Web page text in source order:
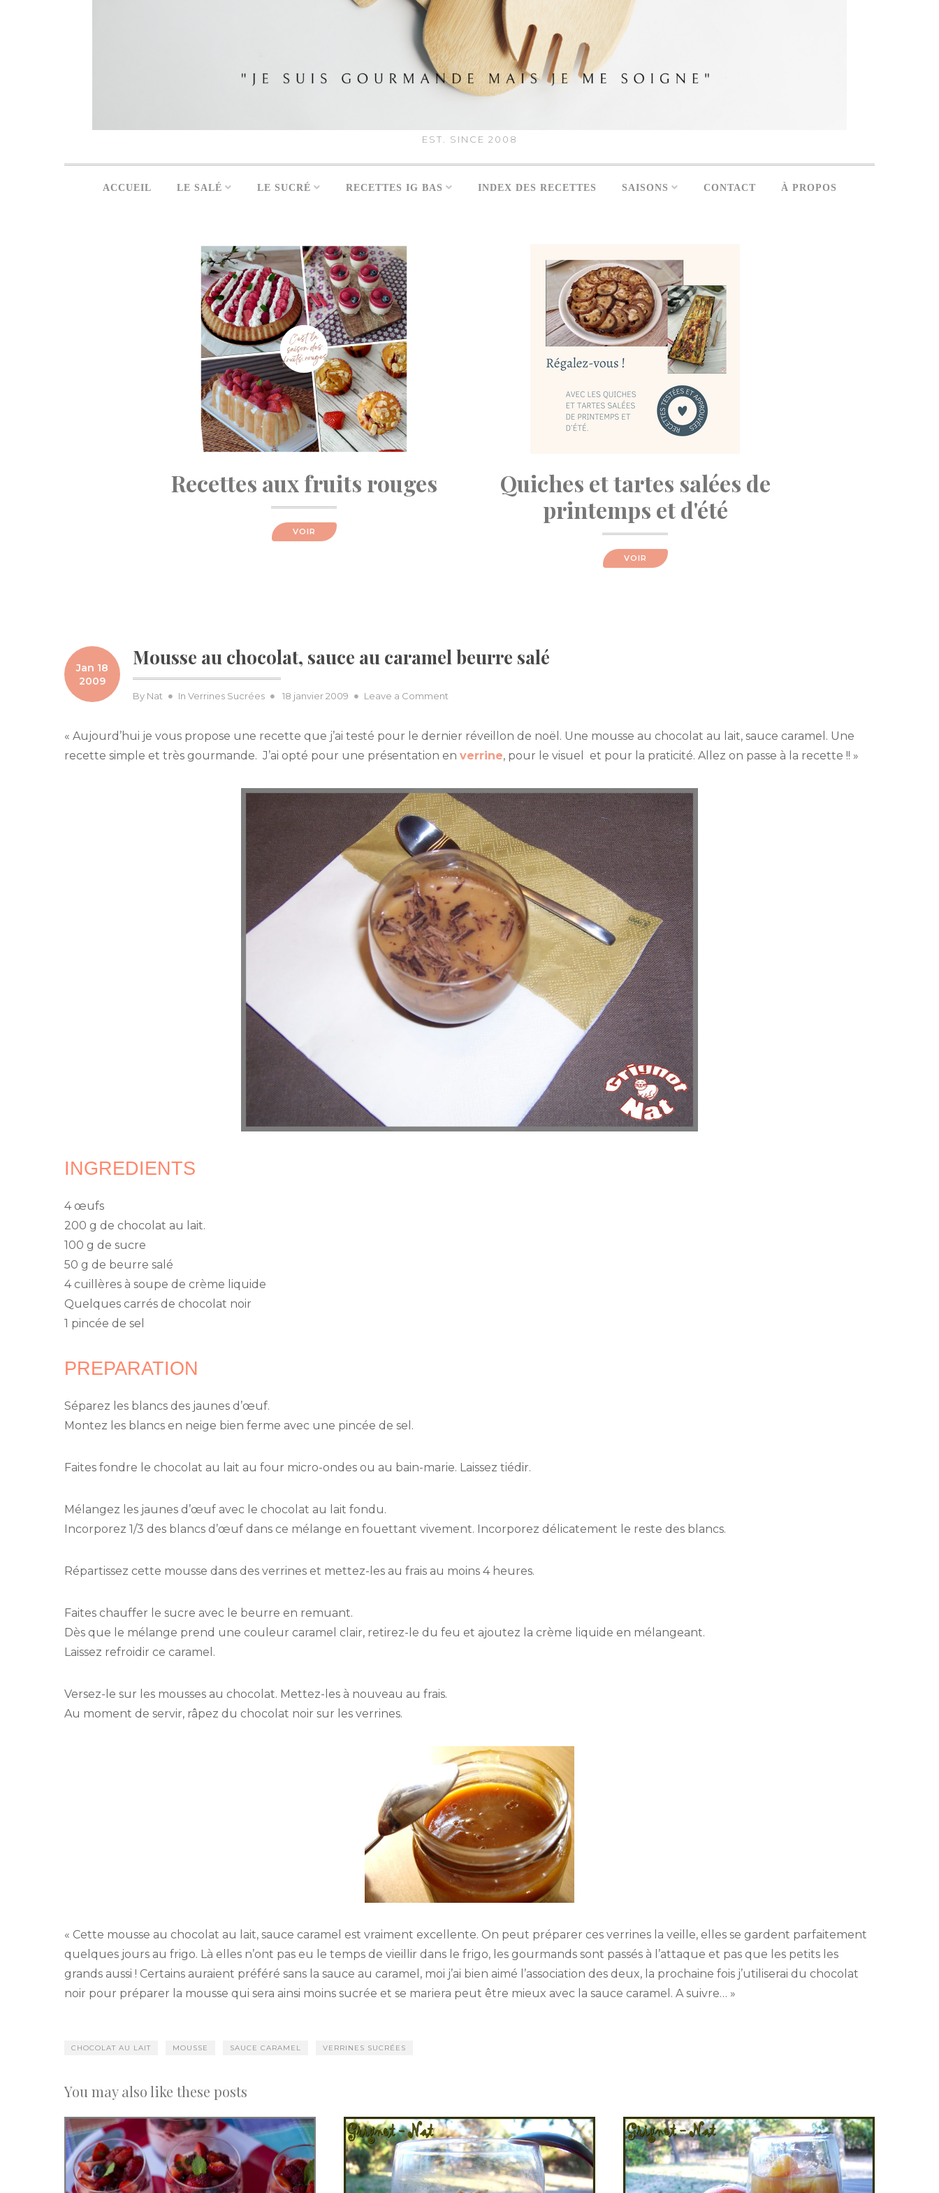
EST. SINCE 2008
ACCUEIL LE SALÉ LE SUCRÉ RECETTES IG BAS INDEX DES RECETTES SAISONS CONTACT À PROPOS
Recettes aux fruits rouges
VOIR
Quiches et tartes salées de
printemps et d'été
VOIR
Jan 18
2009
Mousse au chocolat, sauce au caramel beurre salé
By Nat In Verrines Sucrées
Posted
18 janvier 2009 Leave a Comment
chocolat,
sauce
caramel
beurre
salé
« Aujourd’hui je vous propose une recette que j’ai testé pour le dernier réveillon de noël. Une mousse au chocolat au lait, sauce caramel. Une
recette simple et très gourmande. J’ai opté pour une présentation en verrine, pour le visuel et pour la praticité. Allez on passe à la recette !! »
INGREDIENTS
4 œufs
200 g de chocolat au lait.
100 g de sucre
50 g de beurre salé
4 cuillères à soupe de crème liquide
Quelques carrés de chocolat noir
1 pincée de sel
PREPARATION
Séparez les blancs des jaunes d’œuf.
Montez les blancs en neige bien ferme avec une pincée de sel.
Faites fondre le chocolat au lait au four micro-ondes ou au bain-marie. Laissez tiédir.
Mélangez les jaunes d’œuf avec le chocolat au lait fondu.
Incorporez 1/3 des blancs d’œuf dans ce mélange en fouettant vivement. Incorporez délicatement le reste des blancs.
Répartissez cette mousse dans des verrines et mettez-les au frais au moins 4 heures.
Faites chauffer le sucre avec le beurre en remuant.
Dès que le mélange prend une couleur caramel clair, retirez-le du feu et ajoutez la crème liquide en mélangeant.
Laissez refroidir ce caramel.
Versez-le sur les mousses au chocolat. Mettez-les à nouveau au frais.
Au moment de servir, râpez du chocolat noir sur les verrines.
« Cette mousse au chocolat au lait, sauce caramel est vraiment excellente. On peut préparer ces verrines la veille, elles se gardent parfaitement
quelques jours au frigo. Là elles n’ont pas eu le temps de vieillir dans le frigo, les gourmands sont passés à l’attaque et pas que les petits les
grands aussi ! Certains auraient préféré sans la sauce au caramel, moi j’ai bien aimé l’association des deux, la prochaine fois j’utiliserai du chocolat
noir pour préparer la mousse qui sera ainsi moins sucrée et se mariera peut être mieux avec la sauce caramel. A suivre… »
CHOCOLAT AU LAIT MOUSSE SAUCE CARAMEL VERRINES SUCRÉES
You may also like these posts